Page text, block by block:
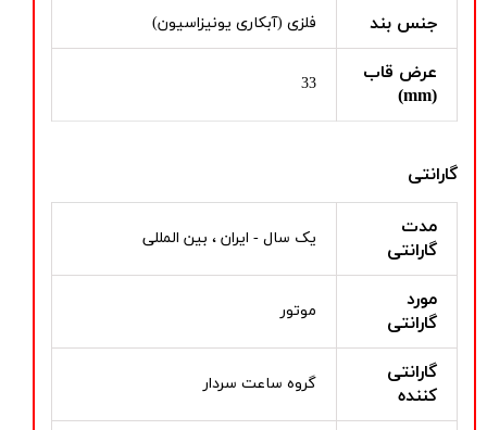
جنس بند فلزی (آبکاری یونیزاسیون)
عرض قاب
(mm)
33
گارانتی
مدت
گارانتی
یک سال - ایران ، بین المللی
مورد
گارانتی
موتور
گارانتی
کننده
گروه ساعت سردار